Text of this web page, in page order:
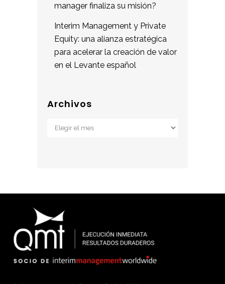
manager finaliza su misión?
Interim Management y Private
Equity: una alianza estratégica
para acelerar la creación de valor
en el Levante español
Archivos
Archivos